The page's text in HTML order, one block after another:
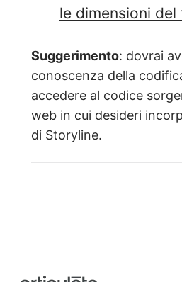
le dimensioni
Suggerimento: dovrai
conoscenza della
accedere al codice
web in cui desideri
di Storyline.